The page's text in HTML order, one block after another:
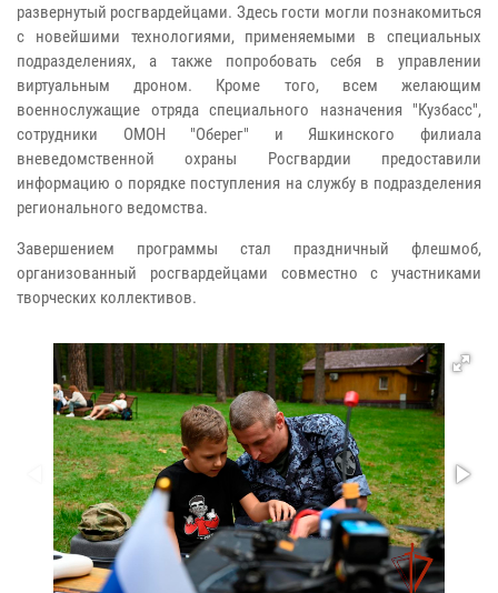
развернутый росгвардейцами. Здесь гости могли познакомиться
с новейшими технологиями, применяемыми в специальных
подразделениях, а также попробовать себя в управлении
виртуальным дроном. Кроме того, всем желающим
военнослужащие отряда специального назначения "Кузбасс",
сотрудники ОМОН "Оберег" и Яшкинского филиала
вневедомственной охраны Росгвардии предоставили
информацию о порядке поступления на службу в подразделения
регионального ведомства.
Завершением программы стал праздничный флешмоб,
организованный росгвардейцами совместно с участниками
творческих коллективов.